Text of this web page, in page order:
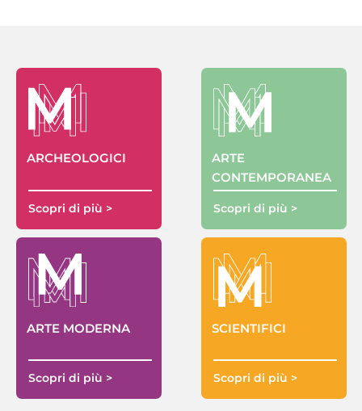
ARCHEOLOGICI
Scopri di più >
ARTE
CONTEMPORANEA
Scopri di più >
ARTE MODERNA
Scopri di più >
SCIENTIFICI
Scopri di più >